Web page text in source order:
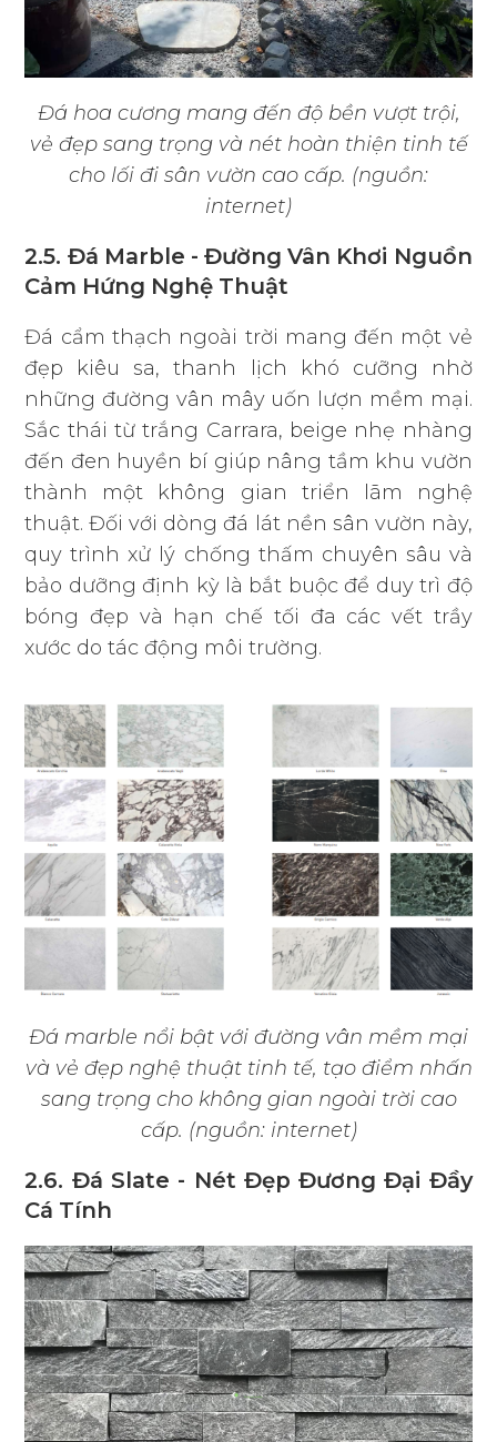
Đá hoa cương mang đến độ bền vượt trội,
vẻ đẹp sang trọng và nét hoàn thiện tinh tế
cho lối đi sân vườn cao cấp. (nguồn:
internet)
2.5. Đá Marble - Đường Vân Khơi Nguồn
Cảm Hứng Nghệ Thuật
Đá cẩm thạch ngoài trời mang đến một vẻ
đẹp kiêu sa, thanh lịch khó cưỡng nhờ
những đường vân mây uốn lượn mềm mại.
Sắc thái từ trắng Carrara, beige nhẹ nhàng
đến đen huyền bí giúp nâng tầm khu vườn
thành một không gian triển lãm nghệ
thuật. Đối với dòng đá lát nền sân vườn này,
quy trình xử lý chống thấm chuyên sâu và
bảo dưỡng định kỳ là bắt buộc để duy trì độ
bóng đẹp và hạn chế tối đa các vết trầy
xước do tác động môi trường.
Đá marble nổi bật với đường vân mềm mại
và vẻ đẹp nghệ thuật tinh tế, tạo điểm nhấn
sang trọng cho không gian ngoài trời cao
cấp. (nguồn: internet)
2.6. Đá Slate - Nét Đẹp Đương Đại Đầy
Cá Tính